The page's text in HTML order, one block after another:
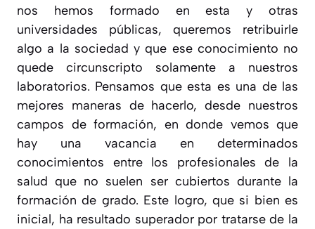
nos hemos formado en esta y otras
universidades públicas, queremos retribuirle
algo a la sociedad y que ese conocimiento no
quede circunscripto solamente a nuestros
laboratorios. Pensamos que esta es una de las
mejores maneras de hacerlo, desde nuestros
campos de formación, en donde vemos que
hay una vacancia en determinados
conocimientos entre los profesionales de la
salud que no suelen ser cubiertos durante la
formación de grado. Este logro, que si bien es
inicial, ha resultado superador por tratarse de la